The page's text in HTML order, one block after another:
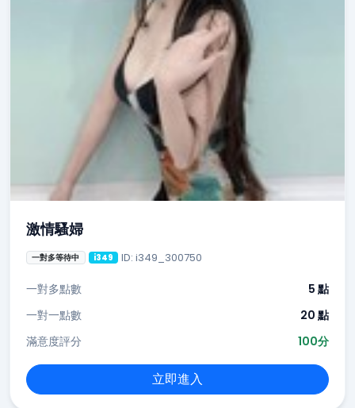
激情騷婦
一對多等待中 i349 ID: i349_300750
一對多點數
5 點
一對一點數
20 點
滿意度評分
100分
立即進入